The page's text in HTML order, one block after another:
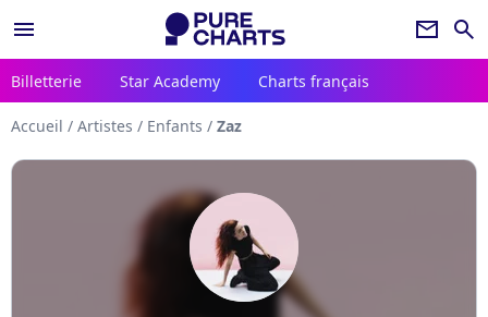
menu newsletter search
Billetterie Star Academy Charts français
Accueil / Artistes / Enfants / Zaz